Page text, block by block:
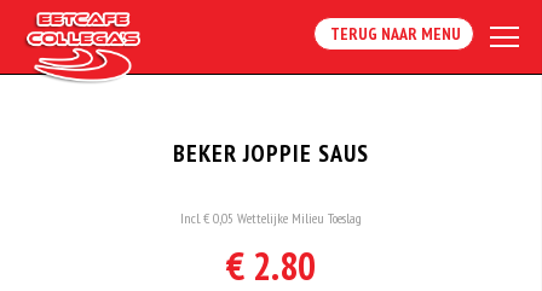
TERUG NAAR MENU
BEKER JOPPIE SAUS
Incl. € 0,05 Wettelijke Milieu Toeslag
€ 2.80